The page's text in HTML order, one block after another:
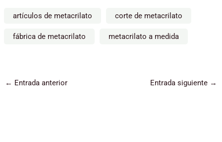
artículos de metacrilato corte de metacrilato
fábrica de metacrilato metacrilato a medida
← Entrada anterior Entrada siguiente →